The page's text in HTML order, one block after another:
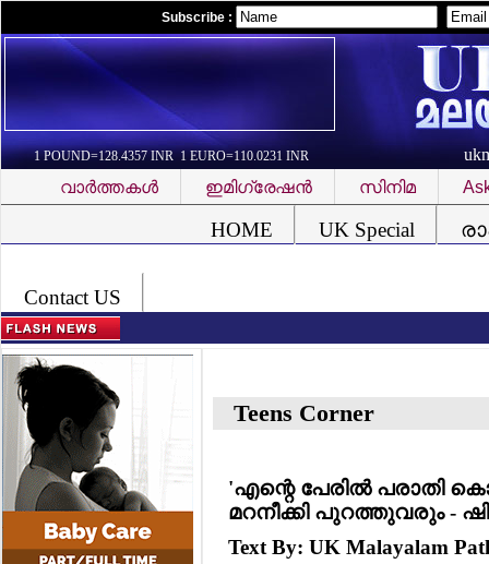
Subscribe :
1 POUND=128.4357 INR 1 EURO=110.0231 INR
വാര്‍ത്തകള്‍
ഇമിഗ്രേഷന്‍ സിനിമ
HOME UK Special
Contact US
Teens Corner
'എന്റെ പേരില്‍ പരാതി
മറനീക്കി പുറത്തുവരും -
Text By: UK Malayalam